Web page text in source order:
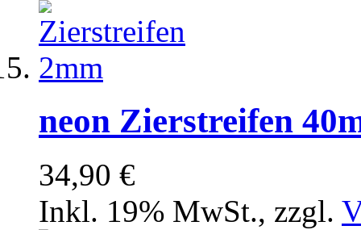
neon Zierstreifen
34,90 €
Inkl. 19% MwSt., zzgl.